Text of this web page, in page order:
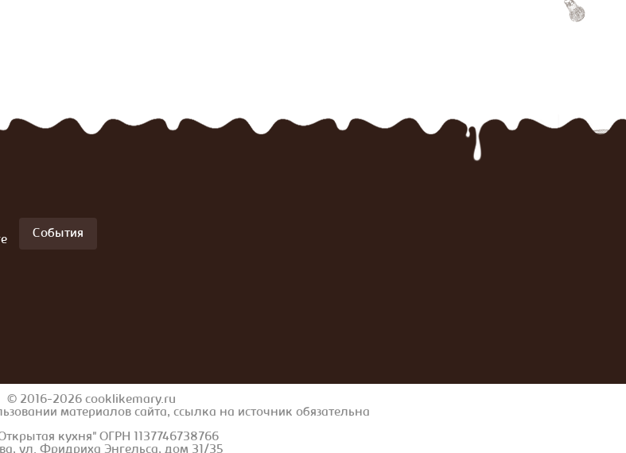
События
© 2016-2026 cooklikemary.ru
материалов сайта, ссылка на источник обязательна
кухня" ОГРН 1137746738766
ул. Фридриха Энгельса, дом 31/35